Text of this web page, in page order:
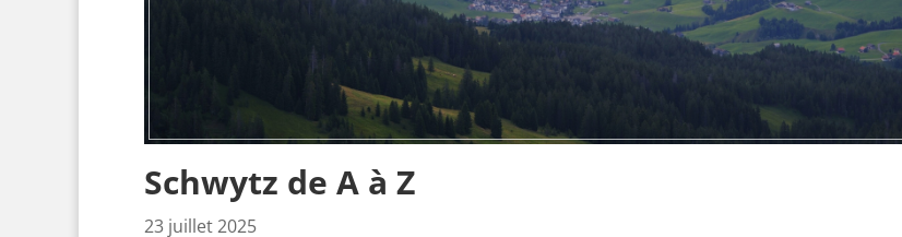
Schwytz de A à Z
23 juillet 2025